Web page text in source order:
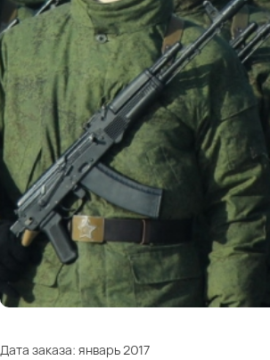
Дата заказа: январь 2017